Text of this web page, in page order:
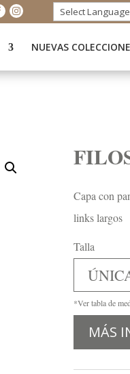
NUEVAS
Capa con
links largos
Talla
*Ver tabla de
MÁS